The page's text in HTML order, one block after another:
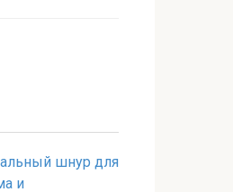
шнур для
и